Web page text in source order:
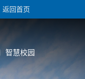
返回首页
智慧校园